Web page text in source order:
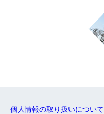
個人情報の取り扱いについて